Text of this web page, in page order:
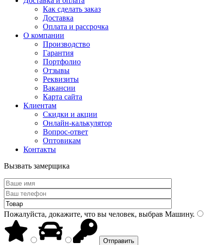
Как сделать заказ
Доставка
Оплата и рассрочка
О компании
Производство
Гарантия
Портфолио
Отзывы
Реквизиты
Вакансии
Карта сайта
Клиентам
Скидки и акции
Онлайн-калькулятор
Вопрос-ответ
Оптовикам
Контакты
Вызвать замерщика
Пожалуйста, докажите, что вы человек, выбрав Машину.